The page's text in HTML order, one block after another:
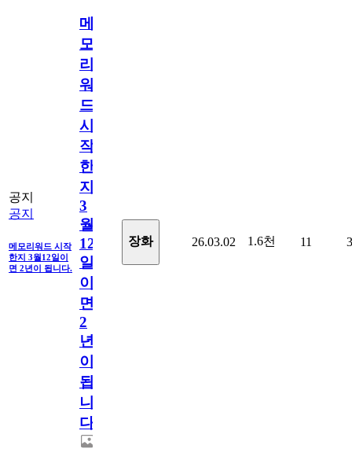
공지
공지
메모리워드 시작
한지 3월12일이
면 2년이 됩니다.
메
모
리
워
드
시
작
한
지
3
월
12
일
이
면
2
년
이
됩
니
다.
장화 26.03.02 1.6천 11 3